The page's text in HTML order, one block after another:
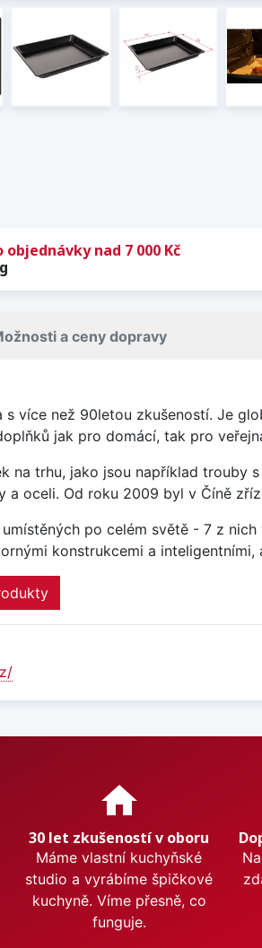
nad 7 000 Kč
a ceny dopravy
s více než 90letou zkušeností. Je
jak pro domácí, tak pro
na trhu, jako jsou například trouby
a oceli. Od roku 2009 byl v Číně
po celém světě - 7 z
konstrukcemi a
home
30 let zkušeností v oboru
Máme vlastní kuchyňské
studio a vyrábíme špičkové
kuchyně. Víme přesně, co
funguje.